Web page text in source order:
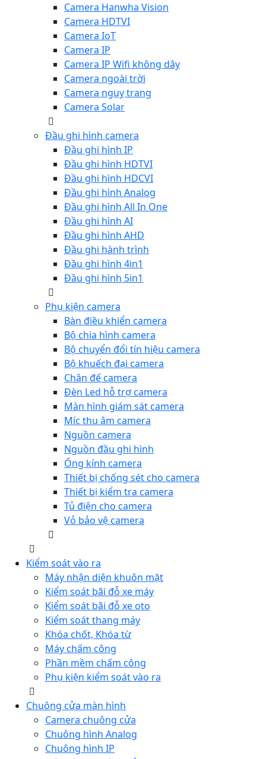
Camera Hanwha Vision
Camera HDTVI
Camera IoT
Camera IP
Camera IP Wifi không dây
Camera ngoài trời
Camera nguỵ trang
Camera Solar
Đầu ghi hình camera
Đầu ghi hình IP
Đầu ghi hình HDTVI
Đầu ghi hình HDCVI
Đầu ghi hình Analog
Đầu ghi hình All In One
Đầu ghi hình AI
Đầu ghi hình AHD
Đầu ghi hành trình
Đầu ghi hình 4in1
Đầu ghi hình 5in1
Phụ kiện camera
Bàn điều khiển camera
Bộ chia hình camera
Bộ chuyển đổi tín hiệu camera
Bộ khuếch đại camera
Chân đế camera
Đèn Led hỗ trợ camera
Màn hình giám sát camera
Míc thu âm camera
Nguồn camera
Nguồn đầu ghi hình
Ống kính camera
Thiết bị chống sét cho camera
Thiết bị kiểm tra camera
Tủ điện cho camera
Vỏ bảo vệ camera
Kiểm soát vào ra
Máy nhận diện khuôn mặt
Kiểm soát bãi đỗ xe máy
Kiểm soát bãi đỗ xe oto
Kiểm soát thang máy
Khóa chốt, Khóa từ
Máy chấm công
Phần mềm chấm công
Phụ kiện kiểm soát vào ra
Chuông cửa màn hình
Camera chuông cửa
Chuông hình Analog
Chuông hình IP